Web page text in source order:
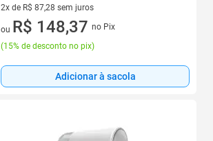
2x de R$ 87,28 sem juros
2 vez de R$ 87,28 sem juros
ou R$ 148,37 no Pix
(15% de desconto no pix)
Adicionar à sacola